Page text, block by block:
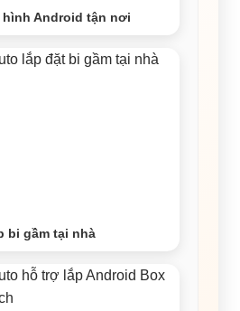
hình Android tận nơi
bi gầm tại nhà